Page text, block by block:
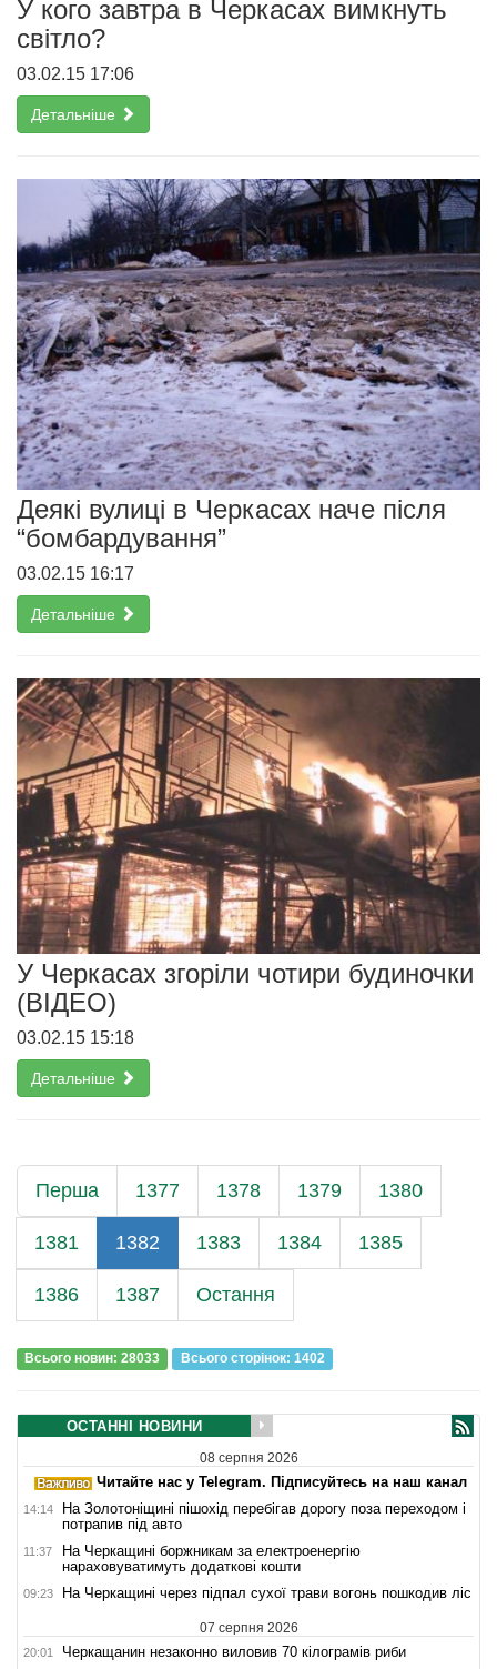
У кого завтра в Черкасах вимкнуть
світло?
03.02.15 17:06
Детальніше
Деякі вулиці в Черкасах наче після
“бомбардування”
03.02.15 16:17
Детальніше
У Черкасах згоріли чотири будиночки
(ВІДЕО)
03.02.15 15:18
Детальніше
Перша 1377 1378 1379 1380
1381 1382 1383 1384 1385
1386 1387 Остання
Всього новин: 28033 Всього сторiнок: 1402
ОСТАННІ НОВИНИ
08 серпня 2026
Читайте нас у Telegram. Підписуйтесь на наш канал
14:14
На Золотоніщині пішохід перебігав дорогу поза переходом і
потрапив під авто
11:37
На Черкащині боржникам за електроенергію
нараховуватимуть додаткові кошти
09:23 На Черкащині через підпал сухої трави вогонь пошкодив ліс
07 серпня 2026
20:01 Черкащанин незаконно виловив 70 кілограмів риби